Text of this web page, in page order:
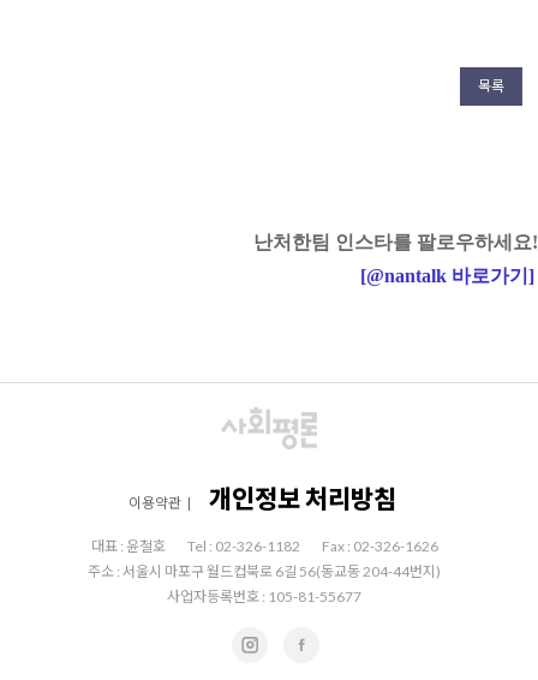
목록
난처한팀 인스타를 팔로우하세요!
[@nantalk 바로가기 ]
이용약관 | 개인정보 처리방침
대표 : 윤철호 Tel : 02-326-1182
Fax : 02-326-1626
주소 : 서울시 마포구 월드컵북로 6길 56(동교동 204-44번지)
사업자등록번호 : 105-81-55677